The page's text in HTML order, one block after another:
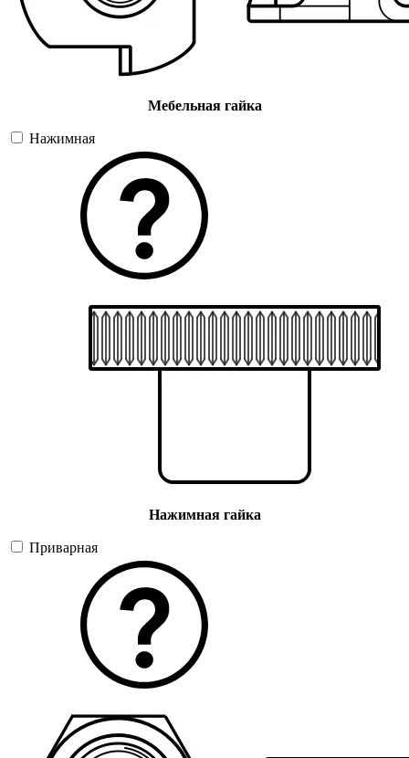
Мебельная гайка
Нажимная
Нажимная гайка
Приварная